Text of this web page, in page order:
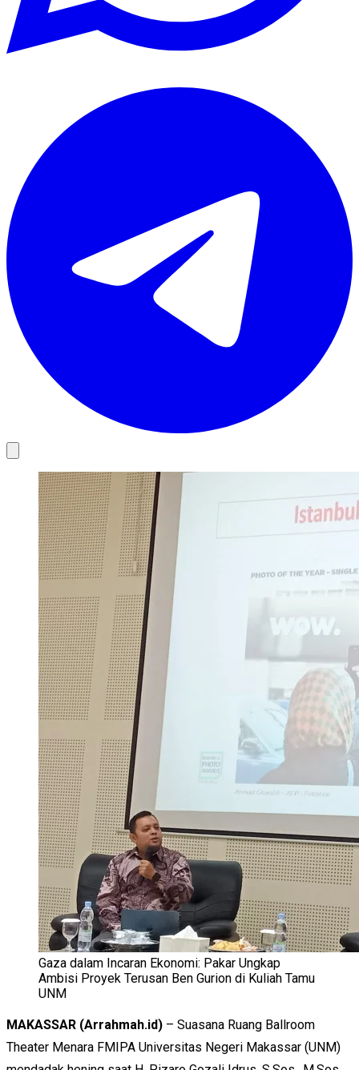
Gaza dalam Incaran Ekonomi: Pakar Ungkap
Ambisi Proyek Terusan Ben Gurion di Kuliah Tamu
UNM
MAKASSAR (Arrahmah.id) – Suasana Ruang Ballroom
Theater Menara FMIPA Universitas Negeri Makassar (UNM)